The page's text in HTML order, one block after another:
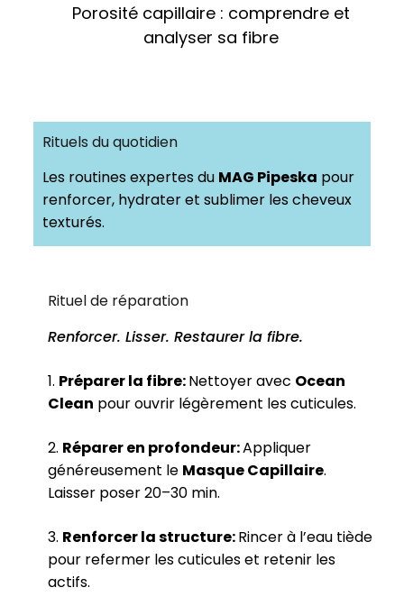
Porosité capillaire : comprendre et
analyser sa fibre
Rituels du quotidien
Les routines expertes du MAG Pipeska pour
renforcer, hydrater et sublimer les cheveux
texturés.
Rituel de réparation
Renforcer. Lisser. Restaurer la fibre.
1. Préparer la fibre:Nettoyer avec Ocean
Clean pour ouvrir légèrement les cuticules.
2. Réparer en profondeur:Appliquer
généreusement le Masque Capillaire.
Laisser poser 20–30 min.
3. Renforcer la structure:Rincer à l’eau tiède
pour refermer les cuticules et retenir les
actifs.